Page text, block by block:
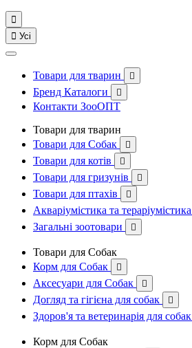

 Усі
Товари для тварин 
Бренд Каталоги 
Контакти ЗооОПТ
Товари для тварин
Товари для Собак

Товари для котів 
Товари для гризунів 
Товари для птахів 
Акваріумістика та тераріумістика
Загальні зоотовари 
Товари для Собак
Корм для Собак

Аксесуари для Собак 
Догляд та гігієна для собак 
Здоров'я та ветеринарія для собак
Корм для Собак